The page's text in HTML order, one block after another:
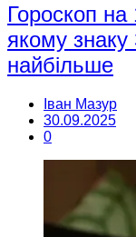
Гороскоп
якому знаку
найбільше
Іван Мазур
30.09.2025
0